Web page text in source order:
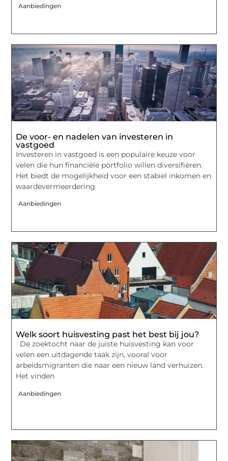
Aanbiedingen
De voor- en nadelen van investeren in
vastgoed
Investeren in vastgoed is een populaire keuze voor
velen die hun financiële portfolio willen diversifiëren.
Het biedt de mogelijkheid voor een stabiel inkomen en
waardevermeerdering
Aanbiedingen
Welk soort huisvesting past het best bij jou?
De zoektocht naar de juiste huisvesting kan voor
velen een uitdagende taak zijn, vooral voor
arbeidsmigranten die naar een nieuw land verhuizen.
Het vinden
Aanbiedingen